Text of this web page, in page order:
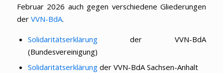
Februar 2026 auch gegen verschiedene Gliederungen
der VVN-BdA.
Solidaritätserklärungder VVN-BdA
(Bundesvereinigung)
Solidaritätserklärungder VVN-BdA Sachsen-Anhalt